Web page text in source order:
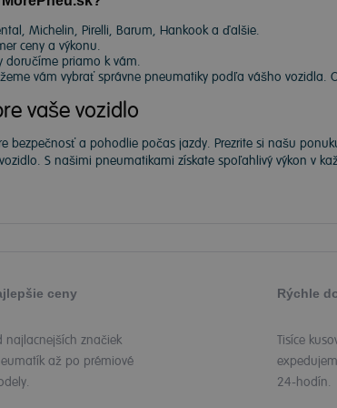
Michelin, Pirelli, Barum, Hankook a ďalšie.
ceny a výkonu.
doručíme priamo k vám.
vám vybrať správne pneumatiky podľa vášho vozidla.
vaše vozidlo
bezpečnosť a pohodlie počas jazdy. Prezrite si našu
S našimi pneumatikami získate spoľahlivý výkon v
ceny
najlacnejších značiek
až po prémiové
Rýchle
Tisíce
24-hodín.